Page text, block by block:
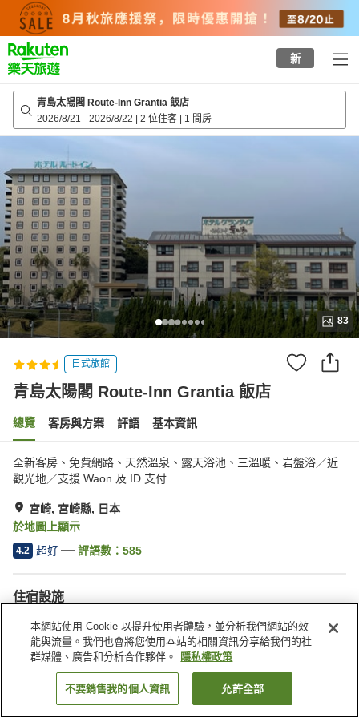
top
page
新
青島太陽閣 Route-Inn Grantia 飯店
2026/8/21 - 2026/8/22 | 2 位住客 | 1 間房
83
日式旅館
青島太陽閣 Route-Inn Grantia 飯店
總覽 客房與方案 評語 基本資訊
全新客房、免費網路、天然溫泉、露天浴池、三溫暖、岩盤浴／近
觀光地／支援 Waon 及 ID 支付
宮崎, 宮崎縣, 日本
於地圖上顯示
4.2 超好 評語數： 585
住宿設施
停車場
岩盤浴
三溫暖
Spa／美容沙龍
找客房
本網站使用 Cookie 以提升使用者體驗，並分析我們網站的效
能與流量。我們也會將您使用本站的相關資訊分享給我們的社
群媒體、廣告和分析合作夥伴。
隱私權政策
不要銷售我的個人資訊 允許全部